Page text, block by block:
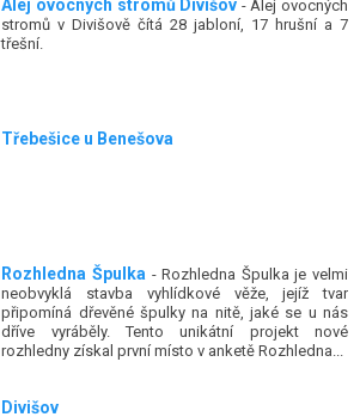
Alej ovocných stromů Divišov - Alej ovocných
stromů v Divišově čítá 28 jabloní, 17 hrušní a 7
třešní.
Třebešice u Benešova
Rozhledna Špulka - Rozhledna Špulka je velmi
neobvyklá stavba vyhlídkové věže, jejíž tvar
připomíná dřevěné špulky na nitě, jaké se u nás
dříve vyráběly. Tento unikátní projekt nové
rozhledny získal první místo v anketě Rozhledna...
Divišov